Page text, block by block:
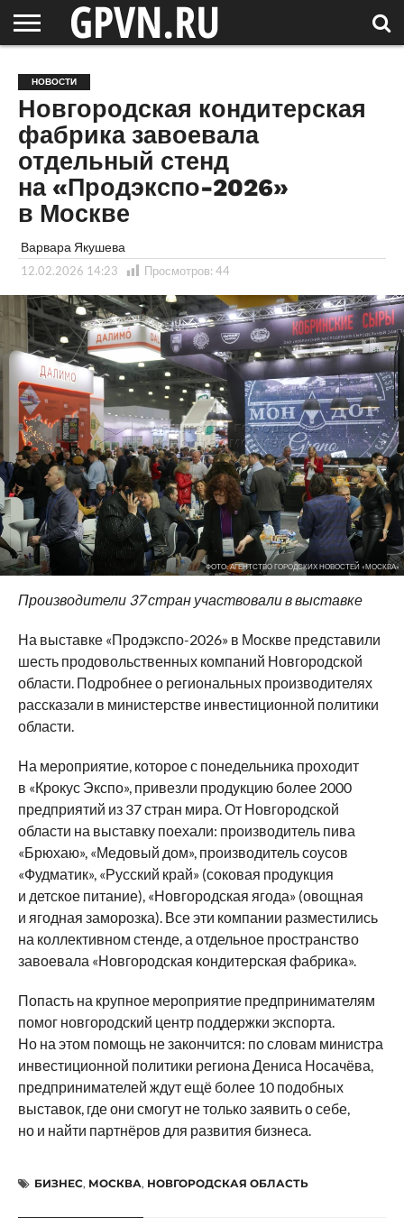
ОБЛАСТЬ
НОВОСТИ
СОСЕДЕЙ
РОССИЯ
/ МИР
СПЕЦПРОЕКТЫ
БЛОГ
СТАТЬИ
ФОТОРЕПОРТАЖИ
ИНТЕРВЬЮ
ОБЪЕКТЫ
ПОДБОРКИ
НОВОСТИ
Новгородская кондитерская
фабрика завоевала
отдельный стенд
на «Продэкспо-2026»
в Москве
Варвара Якушева
12.02.2026 14:23 Просмотров: 44
ФОТО: АГЕНТСТВО ГОРОДСКИХ НОВОСТЕЙ «МОСКВА»
Производители 37 стран участвовали в выставке
На выставке «Продэкспо-2026» в Москве представили
шесть продовольственных компаний Новгородской
области. Подробнее о региональных производителях
рассказали в министерстве инвестиционной политики
области.
На мероприятие, которое с понедельника проходит
в «Крокус Экспо», привезли продукцию более 2000
предприятий из 37 стран мира. От Новгородской
области на выставку поехали: производитель пива
«Брюхаю», «Медовый дом», производитель соусов
«Фудматик», «Русский край» (соковая продукция
и детское питание), «Новгородская ягода» (овощная
и ягодная заморозка). Все эти компании разместились
на коллективном стенде, а отдельное пространство
завоевала «Новгородская кондитерская фабрика».
Попасть на крупное мероприятие предпринимателям
помог новгородский центр поддержки экспорта.
Но на этом помощь не закончится: по словам министра
инвестиционной политики региона Дениса Носачёва,
предпринимателей ждут ещё более 10 подобных
выставок, где они смогут не только заявить о себе,
но и найти партнёров для развития бизнеса.
БИЗНЕС, МОСКВА, НОВГОРОДСКАЯ ОБЛАСТЬ